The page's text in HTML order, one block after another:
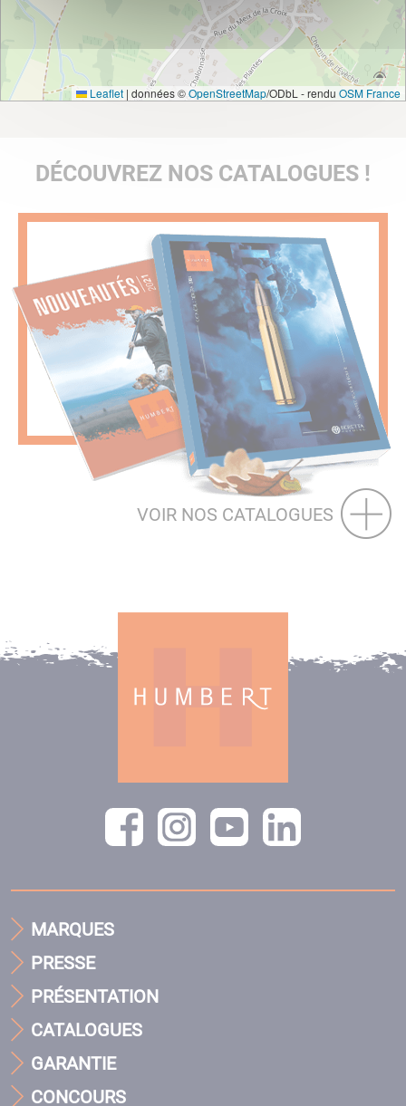
Leaflet | données ©OpenStreetMap/ODbL - rendu OSM France
DÉCOUVREZ NOS CATALOGUES !
VOIR NOS CATALOGUES
MARQUES
PRESSE
PRÉSENTATION
CATALOGUES
GARANTIE
CONCOURS